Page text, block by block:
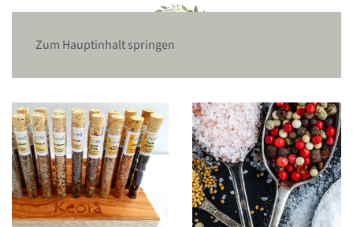
Zum Hauptinhalt springen